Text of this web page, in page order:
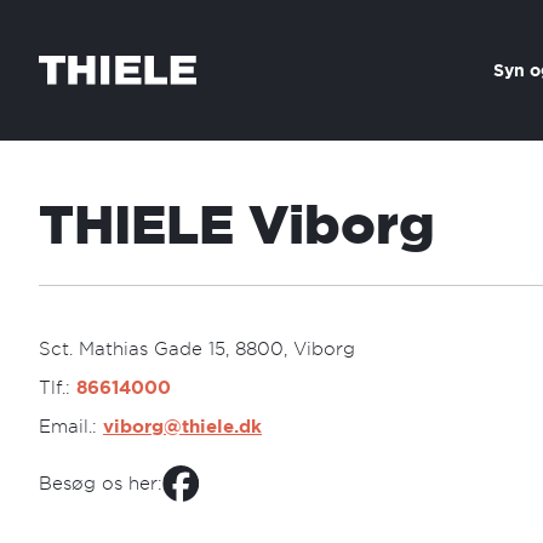
Syn
THIELE Viborg
Sct. Mathias Gade 15, 8800, Viborg
Tlf.: 86614000
Email.: viborg@thiele.dk
Besøg os her: